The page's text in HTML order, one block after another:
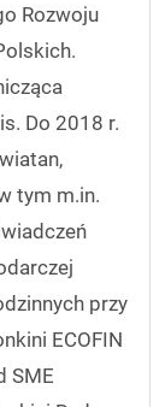
Rozwoju
Do 2018 r.
tym m.in.
przy
ECOFIN
SME